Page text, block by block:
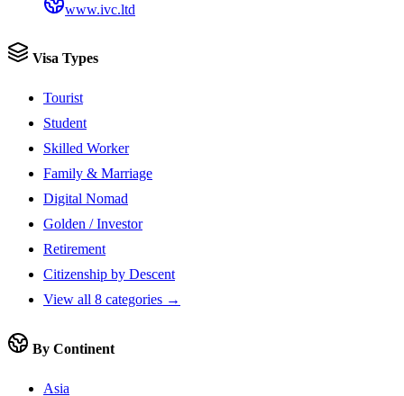
www.ivc.ltd
Visa Types
Tourist
Student
Skilled Worker
Family & Marriage
Digital Nomad
Golden / Investor
Retirement
Citizenship by Descent
View all 8 categories →
By Continent
Asia